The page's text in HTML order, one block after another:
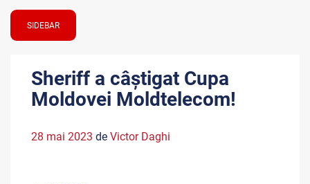
SIDEBAR
Sheriff a câștigat Cupa
Moldovei Moldtelecom!
28 mai 2023 de Victor Daghi